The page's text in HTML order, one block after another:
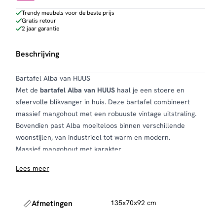
Trendy meubels voor de beste prijs
Gratis retour
2 jaar garantie
Beschrijving
Bartafel Alba van HUUS
Met de bartafel Alba van HUUS haal je een stoere en
sfeervolle blikvanger in huis. Deze bartafel combineert
massief mangohout met een robuuste vintage uitstraling.
Bovendien past Alba moeiteloos binnen verschillende
woonstijlen, van industrieel tot warm en modern.
Massief mangohout met karakter
kleur leem antiek. Hierdoor krijgt de tafel een warme,
alleen voor extra stevigheid, maar ook voor een krachtige
Lees meer
Afmetingen 135x70x92 cm